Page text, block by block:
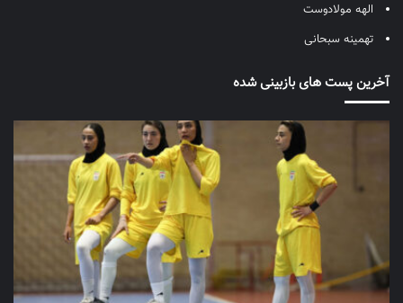
الهه مولادوست
تهمینه سبحانی
آخرین پست های بازبینی شده